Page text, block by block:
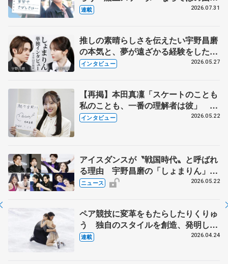
とは 影響あったPIW前キャプテン松
連載 2026.07.31
推しの素晴らしさを伝えたい宇野昌磨
の本気と、夢が遠ざかる経験をした本
田真凜の覚悟
インタビュー 2026.05.27
【再掲】本田真凜「スケートのことも
私のことも、一番の理解者は彼」 引
退時の単独インタビューで語った競技
インタビュー 2026.05.22
アイスダンスが〝戦国時代〟と呼ばれ
る理由 宇野昌磨の「しょまりん」ら
実力者が相次いで参戦 国内の競争激
ニュース 2026.05.22
ペア競技に変革をもたらしたりくりゅ
う 独自のスタイルを創造、発明した
【引退発表後②】
連載 2026.04.24